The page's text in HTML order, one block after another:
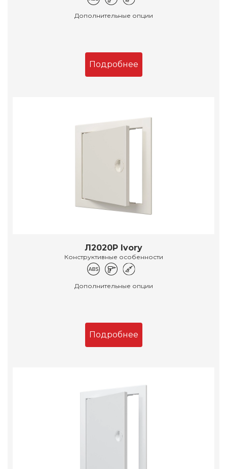
Дополнительные опции
Подробнее
Л2020Р Ivory
Конструктивные особенности
Дополнительные опции
Подробнее